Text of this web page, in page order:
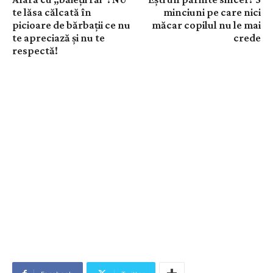
te lăsa călcată în
picioare de bărbații ce nu
te apreciază și nu te
respectă!
minciuni pe care nici
măcar copilul nu le mai
crede